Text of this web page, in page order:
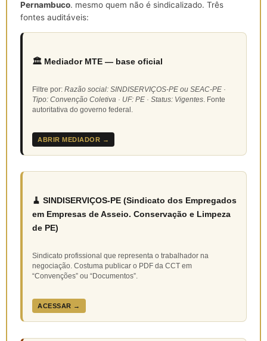
Pernambuco. mesmo quem não é sindicalizado. Três
fontes auditáveis:
🏛️ Mediador MTE — base oficial
Filtre por: Razão social: SINDISERVIÇOS-PE ou SEAC-PE ·
Tipo: Convenção Coletiva · UF: PE · Status: Vigentes. Fonte
autoritativa do governo federal.
ABRIR MEDIADOR →
🧹 SINDISERVIÇOS-PE (Sindicato dos Empregados
em Empresas de Asseio. Conservação e Limpeza
de PE)
Sindicato profissional que representa o trabalhador na
negociação. Costuma publicar o PDF da CCT em
“Convenções” ou “Documentos”.
ACESSAR →